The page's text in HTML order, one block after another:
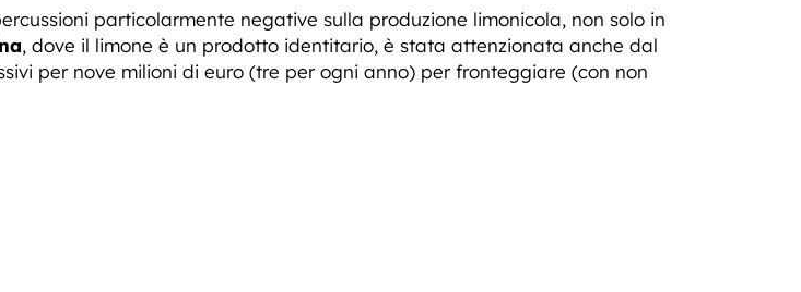
particolarmente negative sulla produzione limonicola, non solo in
, dove il limone è un prodotto identitario, è stata attenzionata anche dal
per nove milioni di euro (tre per ogni anno) per fronteggiare (con non